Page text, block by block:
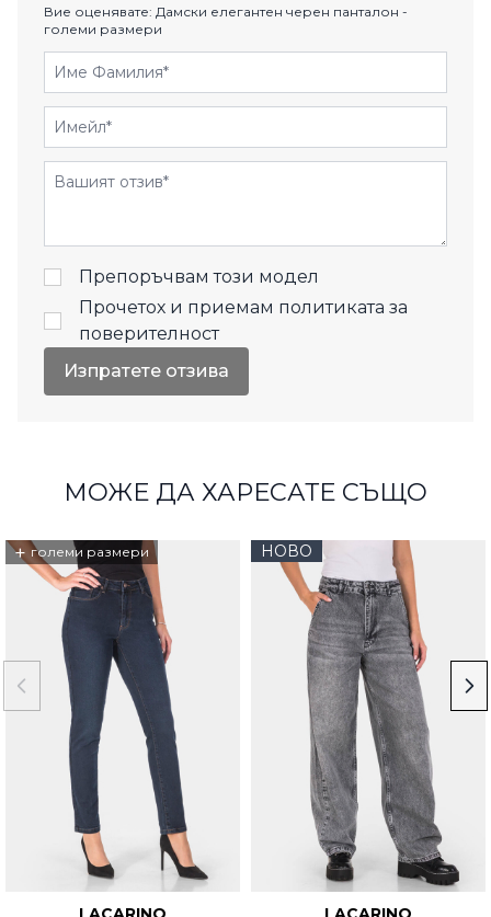
Вие оценявате: Дамски елегантен черен панталон -
големи размери
Име Фамилия
Имейл
Отзиви
Препоръчвам този модел
Прочетох и приемам политиката за
поверителност
Изпратете отзива
МОЖЕ ДА ХАРЕСАТЕ СЪЩО
+ големи размери НОВО